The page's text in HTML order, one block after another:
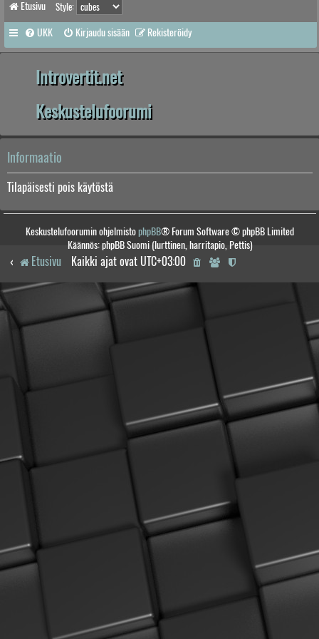
Etusivu Style:
UKK Kirjaudu sisään Rekisteröidy
Introvertit.net
Keskustelufoorumi
Informaatio
Tilapäisesti pois käytöstä
Keskustelufoorumin ohjelmistophpBB® Forum Software © phpBB Limited
Käännös: phpBB Suomi (lurttinen, harritapio, Pettis)
Etusivu Kaikki ajat ovat UTC+03:00